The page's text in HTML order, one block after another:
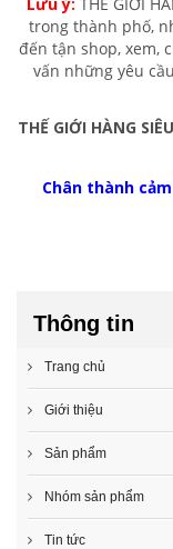
trong thành phố,
đến tận shop, xem,
vấn những yêu
THẾ GIỚI HÀNG
Chân thành
Thông tin
Trang chủ
Giới thiệu
Sản phẩm
Nhóm sản phẩm
Tin tức